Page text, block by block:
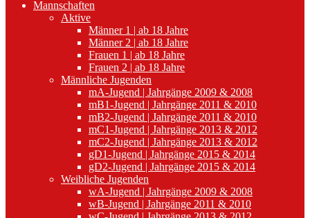
Mannschaften
Aktive
Männer 1 | ab 18 Jahre
Männer 2 | ab 18 Jahre
Frauen 1 | ab 18 Jahre
Frauen 2 | ab 18 Jahre
Männliche Jugenden
mA-Jugend | Jahrgänge 2009 & 2008
mB1-Jugend | Jahrgänge 2011 & 2010
mB2-Jugend | Jahrgänge 2011 & 2010
mC1-Jugend | Jahrgänge 2013 & 2012
mC2-Jugend | Jahrgänge 2013 & 2012
gD1-Jugend | Jahrgänge 2015 & 2014
gD2-Jugend | Jahrgänge 2015 & 2014
Weibliche Jugenden
wA-Jugend | Jahrgänge 2009 & 2008
wB-Jugend | Jahrgänge 2011 & 2010